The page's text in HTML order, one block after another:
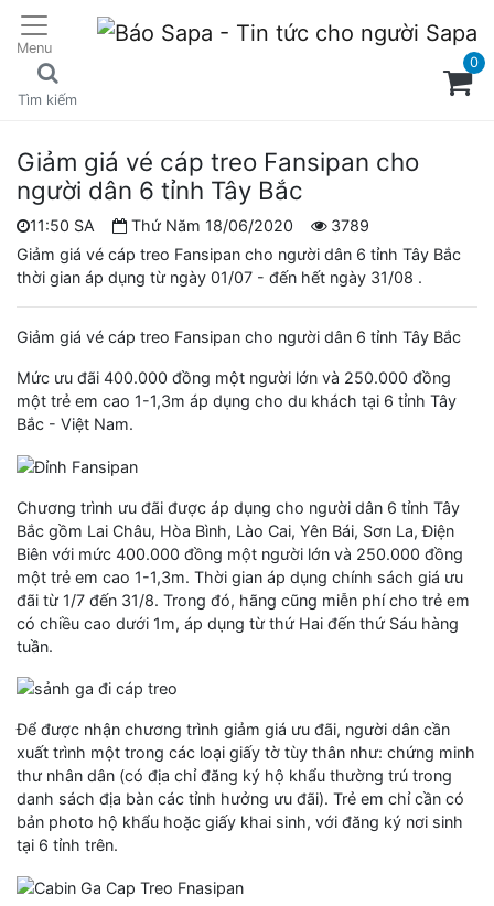
Menu
Tìm kiếm
0
Giảm giá vé cáp treo Fansipan cho
người dân 6 tỉnh Tây Bắc
11:50 SA Thứ Năm 18/06/2020
3789
Giảm giá vé cáp treo Fansipan cho người dân 6 tỉnh Tây Bắc
thời gian áp dụng từ ngày 01/07 - đến hết ngày 31/08 .
Giảm giá vé cáp treo Fansipan cho người dân 6 tỉnh Tây Bắc
Mức ưu đãi 400.000 đồng một người lớn và 250.000 đồng
một trẻ em cao 1-1,3m áp dụng cho du khách tại 6 tỉnh Tây
Bắc - Việt Nam.
Chương trình ưu đãi được áp dụng cho người dân 6 tỉnh Tây
Bắc gồm Lai Châu, Hòa Bình, Lào Cai, Yên Bái, Sơn La, Điện
Biên với mức 400.000 đồng một người lớn và 250.000 đồng
một trẻ em cao 1-1,3m. Thời gian áp dụng chính sách giá ưu
đãi từ 1/7 đến 31/8. Trong đó, hãng cũng miễn phí cho trẻ em
có chiều cao dưới 1m, áp dụng từ thứ Hai đến thứ Sáu hàng
tuần.
Để được nhận chương trình giảm giá ưu đãi, người dân cần
xuất trình một trong các loại giấy tờ tùy thân như: chứng minh
thư nhân dân (có địa chỉ đăng ký hộ khẩu thường trú trong
danh sách địa bàn các tỉnh hưởng ưu đãi). Trẻ em chỉ cần có
bản photo hộ khẩu hoặc giấy khai sinh, với đăng ký nơi sinh
tại 6 tỉnh trên.